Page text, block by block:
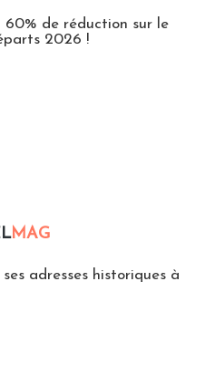
60% de réduction sur le
2026 !
MAG
adresses historiques à